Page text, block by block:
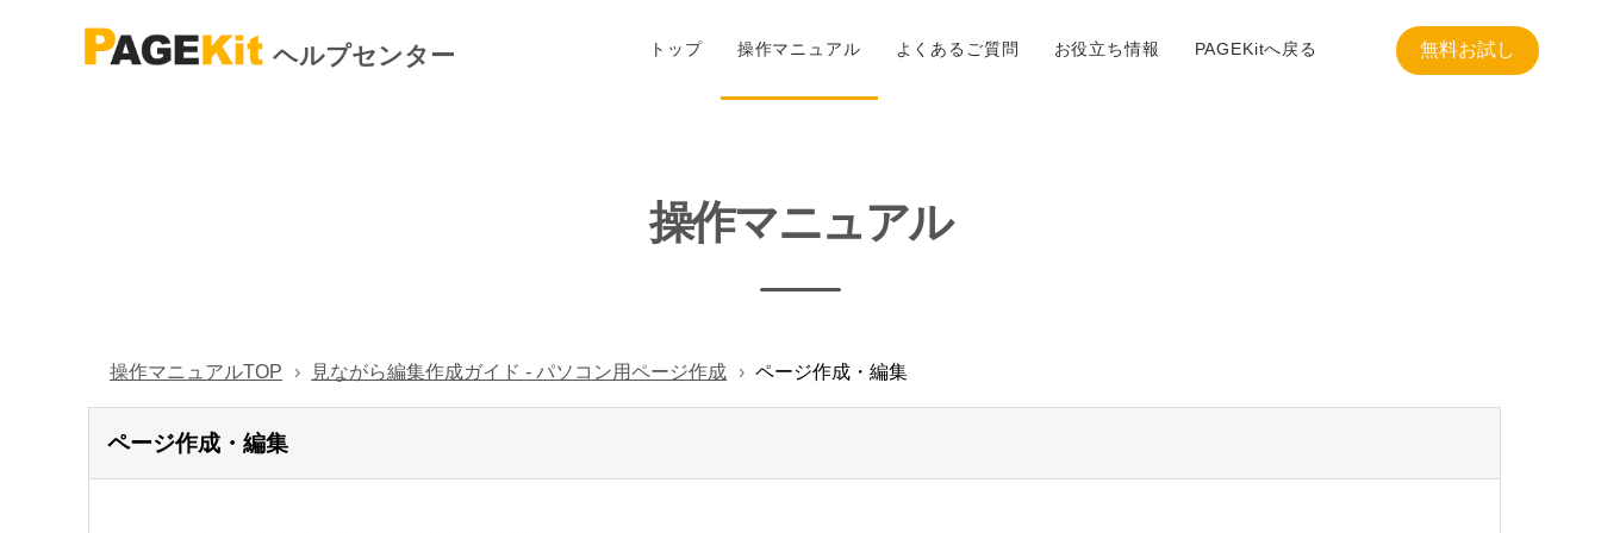
ヘルプセンター トップ 操作マニュアル よくあるご質問 お役立ち情報 PAGEKitへ戻る 無料お試し
操作マニュアル
操作マニュアルTOP 見ながら編集作成ガイド - パソコン用ページ作成 ページ作成・編集
ページ作成・編集